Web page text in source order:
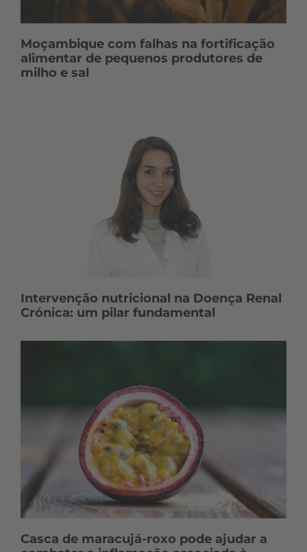
Moçambique com falhas na fortificação
alimentar de pequenos produtores de
milho e sal
Intervenção nutricional na Doença Renal
Crónica: um pilar fundamental
Casca de maracujá-roxo pode ajudar a